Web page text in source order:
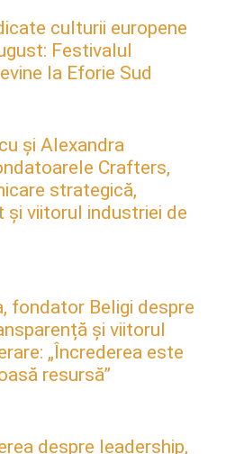
culturii europene
Festivalul
la Eforie Sud
și Alexandra
Crafters,
strategică,
și viitorul industriei de
fondator Beligi despre
și viitorul
„Încrederea este
resursă”
despre leadership,